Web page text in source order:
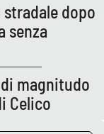
dopo
senza
magnitudo
Celico